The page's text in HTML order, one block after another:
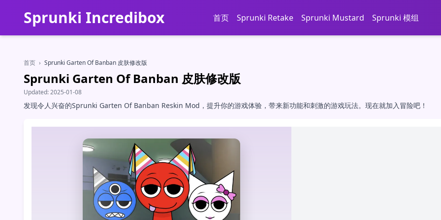
Sprunki Incredibox 首页 Sprunki Retake Sprunki Mustard Sprunki 模组
首页 › Sprunki Garten Of Banban 皮肤修改版
Sprunki Garten Of Banban 皮肤修改版
Updated:2025-01-08
发现令人兴奋的Sprunki Garten Of Banban Reskin Mod，提升你的游戏体验，带来新功能和刺激的游戏玩法。现在就加入冒险吧！